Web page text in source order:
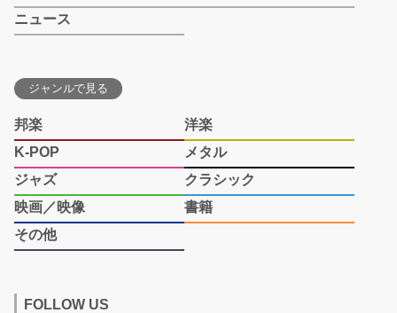
ニュース
ジャンルで見る
邦楽
洋楽
K-POP
メタル
ジャズ
クラシック
映画／映像
書籍
その他
FOLLOW US